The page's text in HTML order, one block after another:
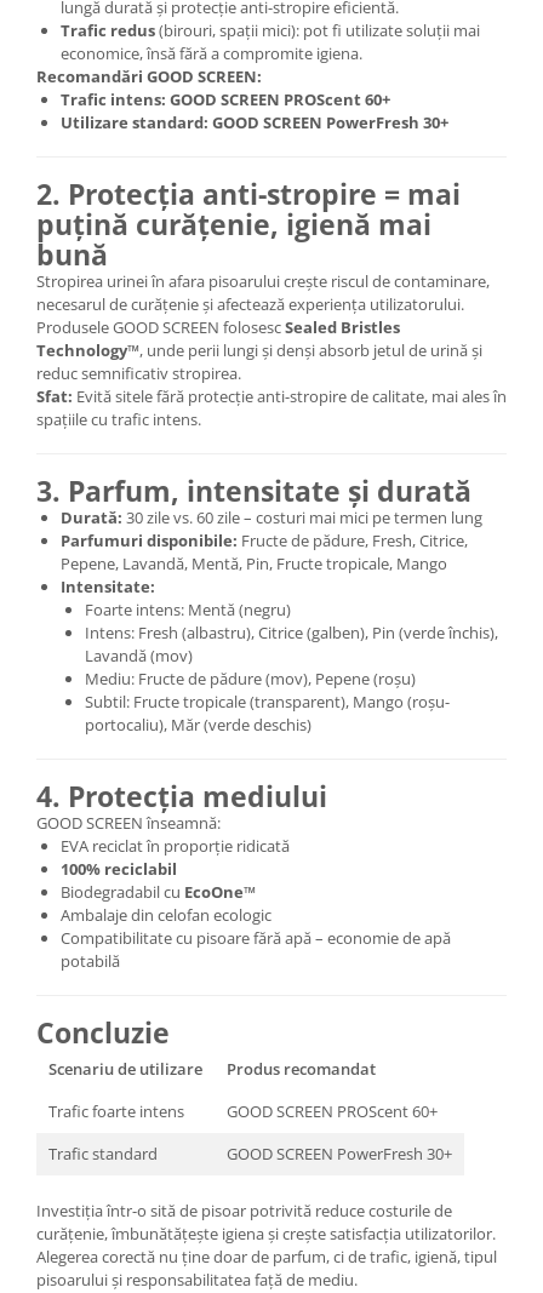
lungă durată și protecție anti-stropire eficientă.
Trafic redus(birouri, spații mici): pot fi utilizate soluții mai
economice, însă fără a compromite igiena.
Recomandări GOOD SCREEN:
Trafic intens: GOOD SCREEN PROScent 60+
Utilizare standard: GOOD SCREEN PowerFresh 30+
2. Protecția anti-stropire = mai
puțină curățenie, igienă mai
bună
Stropirea urinei în afara pisoarului crește riscul de contaminare,
necesarul de curățenie și afectează experiența utilizatorului.
Produsele GOOD SCREEN folosescSealed Bristles
Technology™, unde perii lungi și denși absorb jetul de urină și
reduc semnificativ stropirea.
Sfat: Evită sitele fără protecție anti-stropire de calitate, mai ales în
spațiile cu trafic intens.
3. Parfum, intensitate și durată
Durată: 30 zile vs. 60 zile – costuri mai mici pe termen lung
Parfumuri disponibile: Fructe de pădure, Fresh, Citrice,
Pepene, Lavandă, Mentă, Pin, Fructe tropicale, Mango
Intensitate:
Foarte intens: Mentă (negru)
Intens: Fresh (albastru), Citrice (galben), Pin (verde închis),
Lavandă (mov)
Mediu: Fructe de pădure (mov), Pepene (roșu)
Subtil: Fructe tropicale (transparent), Mango (roșu-
portocaliu), Măr (verde deschis)
4. Protecția mediului
GOOD SCREEN înseamnă:
EVA reciclat în proporție ridicată
100% reciclabil
Biodegradabil cu EcoOne™
Ambalaje din celofan ecologic
Compatibilitate cu pisoare fără apă – economie de apă
potabilă
Concluzie
Scenariu de utilizare
Produs recomandat
Trafic foarte intens
GOOD SCREEN PROScent 60+
Trafic standard
GOOD SCREEN PowerFresh 30+
Investiția într-o sită de pisoar potrivită reduce costurile de
curățenie, îmbunătățește igiena și crește satisfacția utilizatorilor.
Alegerea corectă nu ține doar de parfum, ci de trafic, igienă, tipul
pisoarului și responsabilitatea față de mediu.